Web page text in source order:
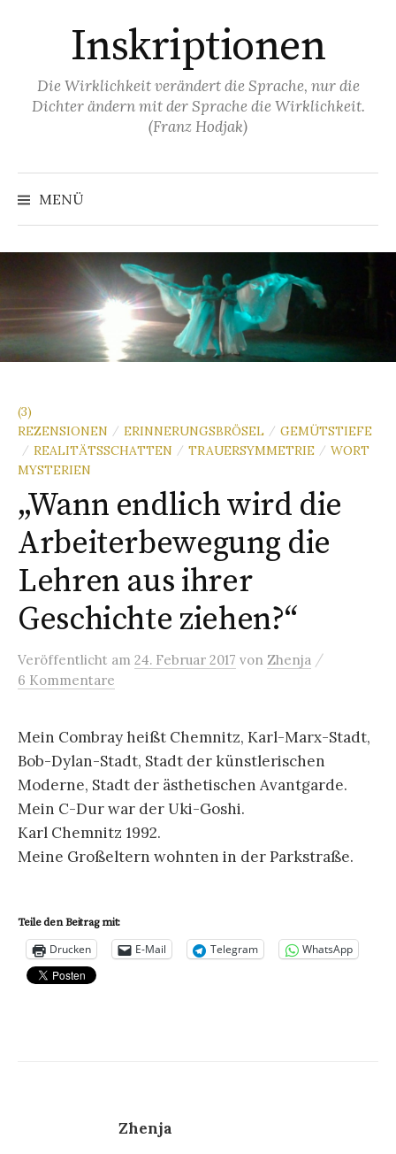
Inskriptionen
Die Wirklichkeit verändert die Sprache, nur die
Dichter ändern mit der Sprache die Wirklichkeit.
(Franz Hodjak)
MENÜ
(3)
REZENSIONEN / ERINNERUNGSBRÖSEL / GEMÜTSTIEFE
/ REALITÄTSSCHATTEN / TRAUERSYMMETRIE / WORT
MYSTERIEN
„Wann endlich wird die
Arbeiterbewegung die
Lehren aus ihrer
Geschichte ziehen?“
Veröffentlicht am 24. Februar 2017 von Zhenja /
6 Kommentare
Mein Combray heißt Chemnitz, Karl-Marx-Stadt,
Bob-Dylan-Stadt, Stadt der künstlerischen
Moderne, Stadt der ästhetischen Avantgarde.
Mein C-Dur war der Uki-Goshi.
Karl Chemnitz 1992.
Meine Großeltern wohnten in der Parkstraße.
Teile den Beitrag mit:
Drucken E-Mail Telegram WhatsApp
Zhenja